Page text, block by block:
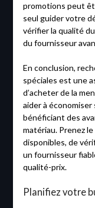
promotions peut
seul guider votre
vérifier la qualité
du fournisseur
En conclusion,
spéciales est une
d’acheter de la
aider à
bénéficiant des
matériau. Prenez
disponibles, de
un fournisseur
qualité-prix.
Planifiez votre